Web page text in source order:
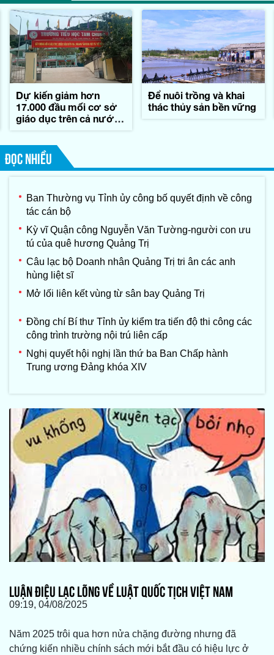
Dự kiến giảm hơn
17.000 đầu mối cơ sở
giáo dục trên cả nước,
Để nuôi trồng và khai
thác thủy sản bền vững
ĐỌC NHIỀU
Ban Thường vụ Tỉnh ủy công bố quyết định về công
tác cán bộ
Kỳ vĩ Quận công Nguyễn Văn Tường-người con ưu
tú của quê hương Quảng Trị
Câu lạc bộ Doanh nhân Quảng Trị tri ân các anh
hùng liệt sĩ
Mở lối liên kết vùng từ sân bay Quảng Trị
Đồng chí Bí thư Tỉnh ủy kiểm tra tiến độ thi công các
công trình trường nội trú liên cấp
Nghị quyết hội nghị lần thứ ba Ban Chấp hành
Trung ương Đảng khóa XIV
LUẬN ĐIỆU LẠC LÕNG VỀ LUẬT QUỐC TỊCH VIỆT NAM
09:19, 04/08/2025
Năm 2025 trôi qua hơn nửa chặng đường nhưng đã
chứng kiến nhiều chính sách mới bắt đầu có hiệu lực ở